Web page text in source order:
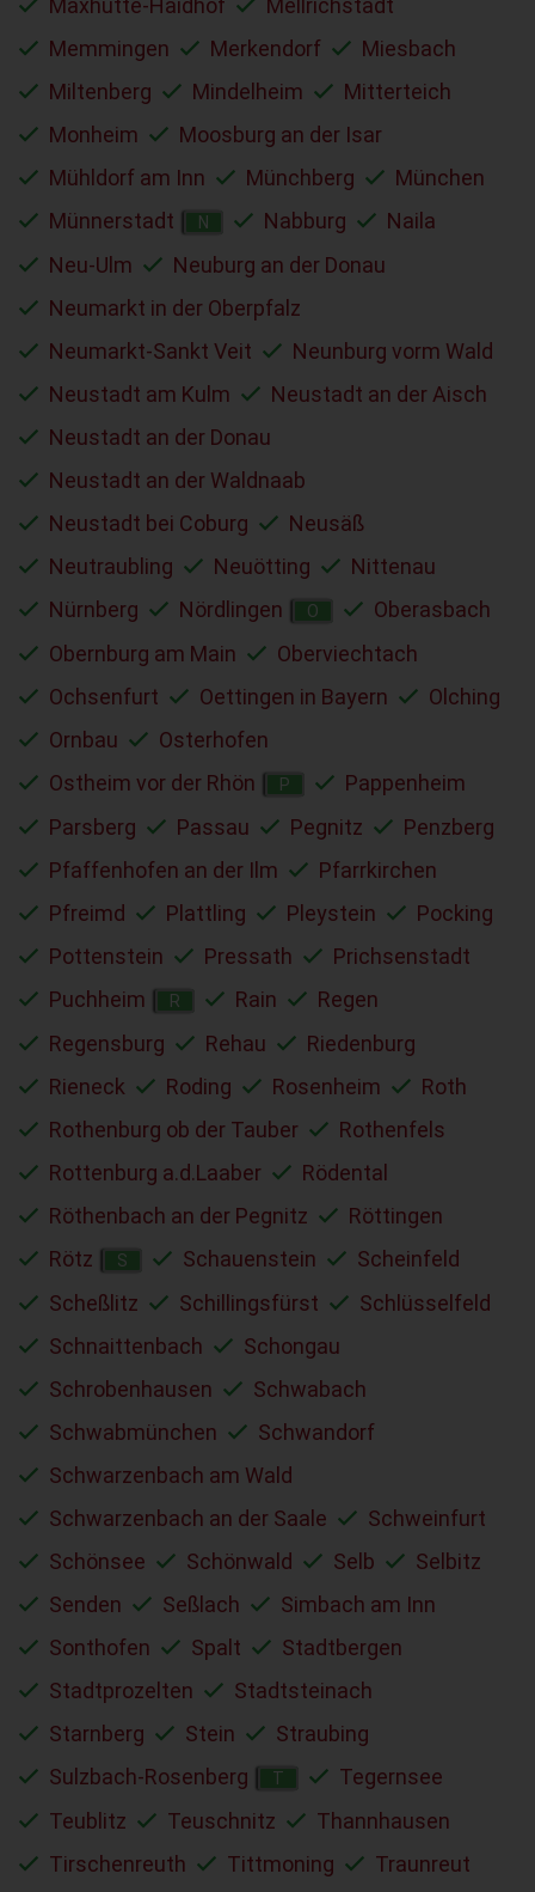
Memmingen
Merkendorf
Miesbach
Miltenberg
Mindelheim
Mitterteich
Monheim
Moosburg an der Isar
Mühldorf am Inn
Münchberg
München
Münnerstadt
N Nabburg
Naila
Neu-Ulm
Neuburg an der Donau
Neumarkt in der Oberpfalz
Neumarkt-Sankt Veit
Neunburg vorm Wald
Neustadt am Kulm
Neustadt an der Aisch
Neustadt an der Donau
Neustadt an der Waldnaab
Neustadt bei Coburg
Neusäß
Neutraubling
Neuötting
Nittenau
Nürnberg
Nördlingen O
Oberasbach
Obernburg am Main
Oberviechtach
Ochsenfurt
Oettingen in Bayern
Olching
Ornbau
Osterhofen
Ostheim vor der Rhön
P
Pappenheim
Parsberg
Passau Pegnitz
Penzberg
Pfaffenhofen an der Ilm
Pfarrkirchen
Pfreimd
Plattling Pleystein
Pocking
Pottenstein
Pressath
Prichsenstadt
Puchheim
R Rain
Regen
Regensburg
Rehau
Riedenburg
Rieneck
Roding Rosenheim
Roth
Rothenburg ob der Tauber
Rothenfels
Rottenburg a.d.Laaber
Rödental
Röthenbach an der Pegnitz
Röttingen
Rötz
S Schauenstein
Scheinfeld
Scheßlitz
Schillingsfürst
Schlüsselfeld
Schnaittenbach
Schongau
Schrobenhausen
Schwabach
Schwabmünchen
Schwandorf
Schwarzenbach am Wald
Schwarzenbach an der Saale
Schweinfurt
Schönsee
Schönwald Selb
Selbitz
Senden
Seßlach
Simbach am Inn
Sonthofen
Spalt
Stadtbergen
Stadtprozelten
Stadtsteinach
Starnberg
Stein
Straubing
Sulzbach-Rosenberg
T
Tegernsee
Teublitz
Teuschnitz
Thannhausen
Tirschenreuth
Tittmoning
Traunreut